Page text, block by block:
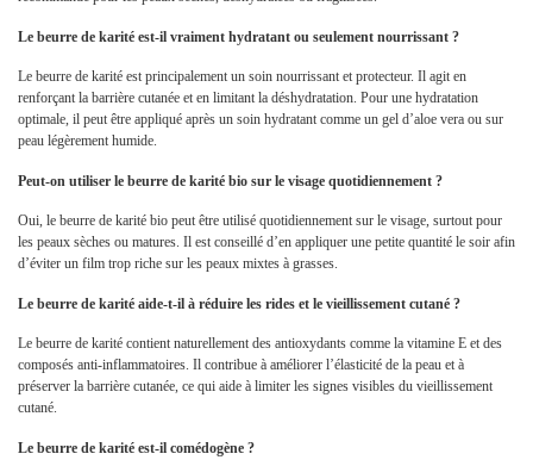
Le beurre de karité est-il vraiment hydratant ou seulement nourrissant ?
Le beurre de karité est principalement un soin nourrissant et protecteur. Il agit en
renforçant la barrière cutanée et en limitant la déshydratation. Pour une hydratation
optimale, il peut être appliqué après un soin hydratant comme un gel d’aloe vera ou sur
peau légèrement humide.
Peut-on utiliser le beurre de karité bio sur le visage quotidiennement ?
Oui, le beurre de karité bio peut être utilisé quotidiennement sur le visage, surtout pour
les peaux sèches ou matures. Il est conseillé d’en appliquer une petite quantité le soir afin
d’éviter un film trop riche sur les peaux mixtes à grasses.
Le beurre de karité aide-t-il à réduire les rides et le vieillissement cutané ?
Le beurre de karité contient naturellement des antioxydants comme la vitamine E et des
composés anti-inflammatoires. Il contribue à améliorer l’élasticité de la peau et à
préserver la barrière cutanée, ce qui aide à limiter les signes visibles du vieillissement
cutané.
Le beurre de karité est-il comédogène ?